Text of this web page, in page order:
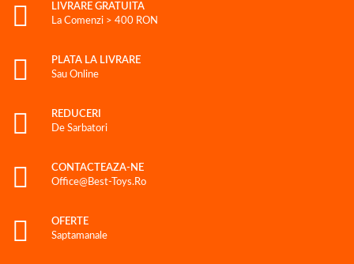
LIVRARE GRATUITA
La Comenzi > 400 RON
PLATA LA LIVRARE
Sau Online
REDUCERI
De Sarbatori
CONTACTEAZA-NE
Office@best-Toys.ro
OFERTE
Saptamanale